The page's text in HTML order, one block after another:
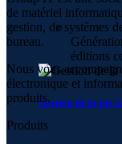
éditions
Gestion de la pie
de matériel
gestion, de systèmes
bureau.
Nous vous
électronique et
produits.
Produits